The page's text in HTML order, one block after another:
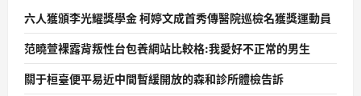
六人獲頒李光耀獎學金 柯婷文成首秀傳醫院巡檢名獲獎運動員
范曉萱裸露背叛性台包養網站比較格:我愛好不正常的男生
關于桓臺便平易近中間暫緩開放的森和診所體檢告訴